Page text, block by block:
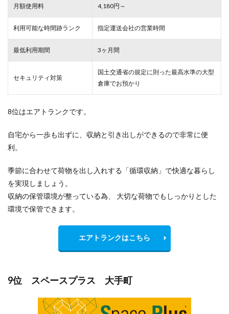
月額使用料 4,180円～
利用可能な時間跡ランク 指定運送会社の営業時間
最低利用期間 3ヶ月間
セキュリティ対策
国土交通省の規定に則った最高水準の大型
倉庫でお預かり
8位はエアトランクです。
自宅から一歩も出ずに、収納と引き出しができるので非常に便
利。
季節に合わせて荷物を出し入れする「循環収納」で快適な暮らし
を実現しましょう。
収納の保管環境が整っている為、 大切な荷物でもしっかりとした
環境で保管できます。
エアトランクはこちら
9位 スペースプラス 大手町